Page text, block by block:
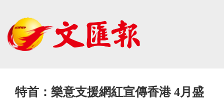
特首：樂意支援網紅宣傳香港 4月盛